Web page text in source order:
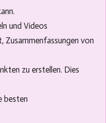
und Videos
Zusammenfassungen von
zu erstellen. Dies
besten